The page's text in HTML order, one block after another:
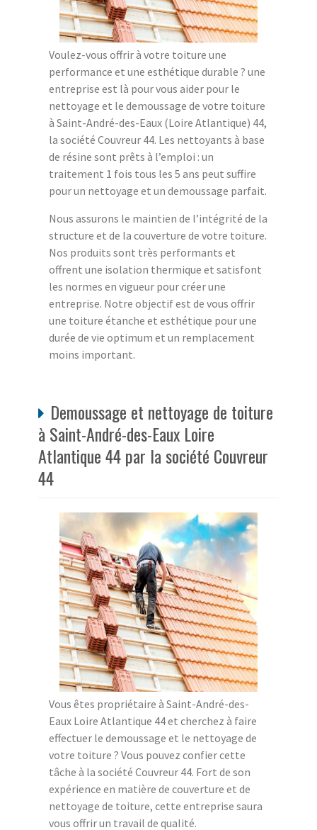
Voulez-vous offrir à votre toiture une
performance et une esthétique durable ? une
entreprise est là pour vous aider pour le
nettoyage et le demoussage de votre toiture
à Saint-André-des-Eaux (Loire Atlantique) 44,
la société Couvreur 44. Les nettoyants à base
de résine sont prêts à l’emploi : un
traitement 1 fois tous les 5 ans peut suffire
pour un nettoyage et un demoussage parfait.
Nous assurons le maintien de l’intégrité de la
structure et de la couverture de votre toiture.
Nos produits sont très performants et
offrent une isolation thermique et satisfont
les normes en vigueur pour créer une
entreprise. Notre objectif est de vous offrir
une toiture étanche et esthétique pour une
durée de vie optimum et un remplacement
moins important.
Demoussage et nettoyage de toiture
à Saint-André-des-Eaux Loire
Atlantique 44 par la société Couvreur
44
Vous êtes propriétaire à Saint-André-des-
Eaux Loire Atlantique 44 et cherchez à faire
effectuer le demoussage et le nettoyage de
votre toiture ? Vous pouvez confier cette
tâche à la société Couvreur 44. Fort de son
expérience en matière de couverture et de
nettoyage de toiture, cette entreprise saura
vous offrir un travail de qualité.